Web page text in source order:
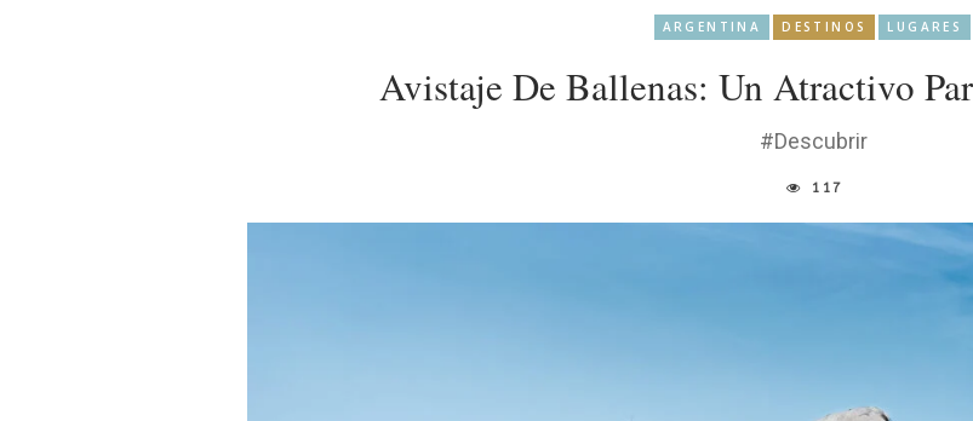
ARGENTINA DESTINOS LUGARES
Avistaje De Ballenas: Un Atractivo
#Descubrir
117